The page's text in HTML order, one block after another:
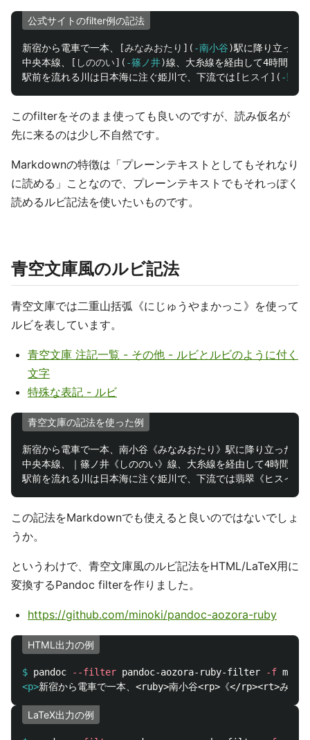
公式サイトのfilter例の記法
新宿から電車で一本、 [みなみおたり ]( -南小谷)駅に降り立った
中央本線、
[ しののい]( -篠ノ井)線、大糸線を経由して4時間あ
駅前を流れる川は日本海に注ぐ姫川で、下流では [ ヒスイ ]( -翡翠
このfilterをそのまま使っても良いのですが、読み仮名が
先に来るのは少し不自然です。
Markdownの特徴は「プレーンテキストとしてもそれなり
に読める」ことなので、プレーンテキストでもそれっぽく
読めるルビ記法を使いたいものです。
青空文庫風のルビ記法
青空文庫では二重山括弧《にじゅうやまかっこ》を使って
ルビを表しています。
青空文庫 注記一覧 - その他 - ルビとルビのように付く
文字
特殊な表記 - ルビ
青空文庫の記法を使った例
新宿から電車で一本、南小谷《みなみおたり》駅に降り立った。
中央本線、｜篠ノ井《しののい》線、大糸線を経由して4時間あ
この記法をMarkdownでも使えると良いのではないでしょ
うか。
というわけで、青空文庫風のルビ記法をHTML/LaTeX用に
変換するPandoc filterを作りました。
https://github.com/minoki/pandoc-aozora-ruby
HTML出力の例
$ pandoc --filter pandoc-aozora-ruby-filter -f
<p>
LaTeX出力の例